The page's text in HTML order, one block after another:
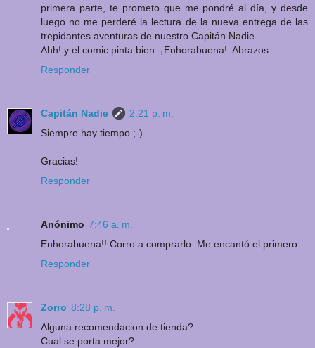
primera parte, te prometo que me pondré al día, y desde
luego no me perderé la lectura de la nueva entrega de las
trepidantes aventuras de nuestro Capitán Nadie.
Ahh! y el comic pinta bien. ¡Enhorabuena!. Abrazos.
Responder
Capitán Nadie
2:21 p. m.
Siempre hay tiempo ;-)
Gracias!
Responder
Anónimo 7:46 a. m.
Enhorabuena!! Corro a comprarlo. Me encantó el primero
Responder
Zorro 8:28 p. m.
Alguna recomendacion de tienda?
Cual se porta mejor?